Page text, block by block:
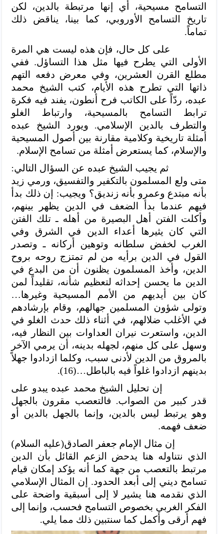
التسامح مسيحية، أي إنها مرتبطة بالدين، لكن
تاريخ التسامح الأوروبي، كما بينا، يناقض ذلك
تماماً.
على كل حال، فإن هذه ليست هي المرة
الأولى التي يطرح فيها مثل هذا التساؤل. ففي
مطلع القرن العشرين، وفي معرض دفعه التهم
ذاتها التي تطرح هذه الأيام، كتب الشيخ محمد
عبده، ردّاً على الكاتب فرح أنطون، يفند فيه فكرة
ترابط التسامح بالمسيحية، وارتباط الغلو
والتطرف بالدين الإسلامي. ويورد الشيخ عبده
أمثلة تاريخية وكلامية مقارنة بين أصول المسيحية
والإسلام، كما يستعرض أمثلة من تسامح الإسلام.
ثم يجيب الشيخ عبده عن السؤال التالي:
متى ولع المسلمون بالتكفير والتفسيق، ورمي زيد
بأنه مبتدع وعمرو بأنه زنديق؟ ويجيب: إن ذلك بدأ
فيهم عندما بدأ الضعف في الدين يظهر بينهم،
وأكلت الفتن أهل البصيرة من أهله ـ تلك الفتن
التي كان يثيرها أعداء الدين في الشرق وفي
الغرب لخفض سلطانه وتوهين أركانه ـ وتصدر
القول في الدين برأيه من لم تمتزج روحه بروح
الدين، وأخذ المسلمون يظنون أن من البدع في
الدين ما يحسن إحداثه لتعظيم شأنه، تقليداً لمن
كان بين أيديهم من الأمم المسيحية وغيرها…
وتولى شؤون المسلمين جهالهم، وقام بإرشادهم
في الأغلب ضلالهم، في أثناء ذلك حدث الغلو في
الدين، واستعرت نيران العداوات بين النظار فيه،
وسهل على كل منهم، لجهله بدينه، أن يرمي الآخر
بالمروق من الدين لأدنى سبب، وكلما ازدادوا جهلاً
بدينهم ازدادوا غلواً فيه بالباطل…(16).
إن تحليل الشيخ محمد عبده يبدو على
قدر كبير من الصواب. فالتعصب مقرون بالجهل
وهو يرتبط ليس بالدين، وإنما بالجهل بالدين أو
ضعف فهمه.
إن مثال الإمام جعفر الصادق(عليه السلام)
الذي نتناوله هنا يدحض الزعم القائل بأن الدين
مرتبط بالتعصب من جهة كما أنه يؤكد إمكان قيام
تسامح ديني إلى أبعد الحدود. إن المثال الإسلامي
الذي نقدمه هنا يشير لا إلى أسبقية واضحة على
الفكر الغربي بخصوص التسامح فحسب، وإنما إلى
فهم أرقى وأكمل كما سنتبين ذلك مما يلي.